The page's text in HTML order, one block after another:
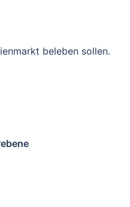
beleben sollen.